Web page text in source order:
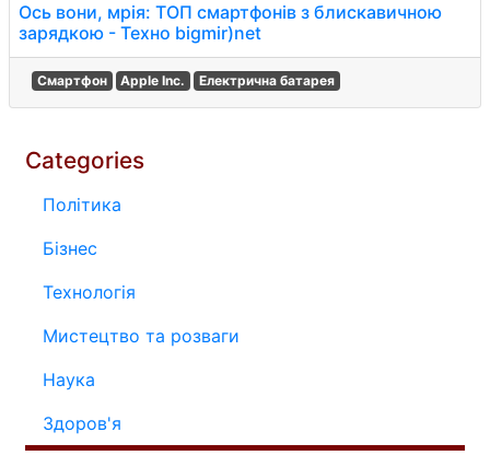
Ось вони, мрія: ТОП смартфонів з блискавичною
зарядкою - Техно bigmir)net
Смартфон Apple Inc. Електрична батарея
Categories
Політика
Бізнес
Технологія
Мистецтво та розваги
Наука
Здоров'я